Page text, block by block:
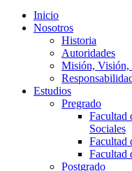
Inicio
Nosotros
Historia
Autoridades
Misión, Visión,
Estudios
Pregrado
Facultad
Sociales
Facultad
Facultad
Postgrado